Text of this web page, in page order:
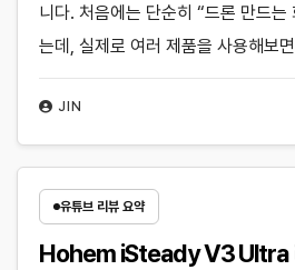
JIN
니다. 처음에는 단순히 “드론 만드는
는데, 실제로 여러 제품을 사용해보
유튜브 리뷰 요약
Hohem iSteady V3 Ultra